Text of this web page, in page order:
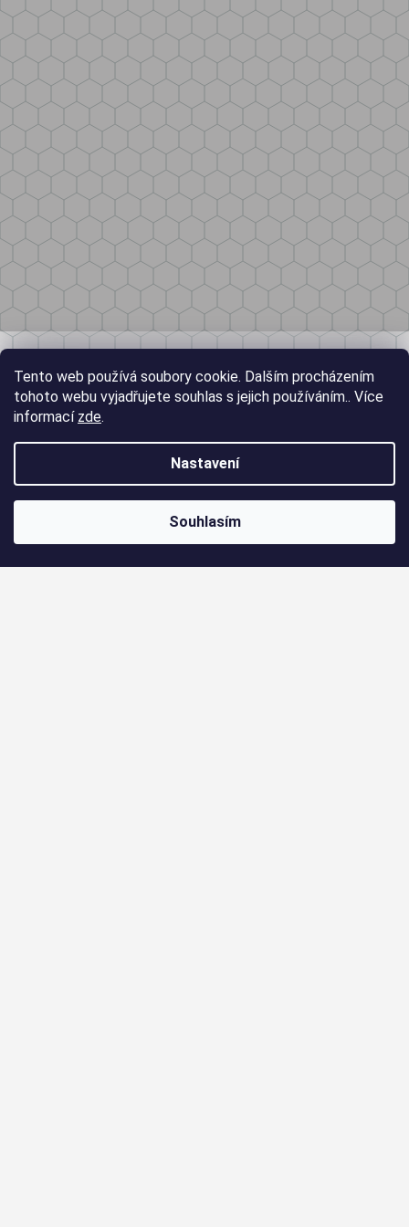
Tento web používá soubory cookie. Dalším procházením
tohoto webu vyjadřujete souhlas s jejich používáním.. Více
informací
zde
Nastavení